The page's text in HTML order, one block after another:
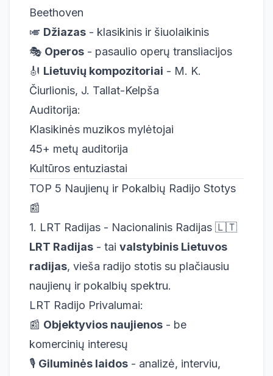
Beethoven
🎺 Džiazas - klasikinis ir šiuolaikinis
🎭 Operos - pasaulio operų transliacijos
🎻 Lietuvių kompozitoriai - M. K.
Čiurlionis, J. Tallat-Kelpša
Auditorija:
Klasikinės muzikos mylėtojai
45+ metų auditorija
Kultūros entuziastai
TOP 5 Naujienų ir Pokalbių Radijo Stotys
📰
1. LRT Radijas - Nacionalinis Radijas 🇱🇹
LRT Radijas - tai valstybinis Lietuvos
radijas, vieša radijo stotis su plačiausiu
naujienų ir pokalbių spektru.
LRT Radijo Privalumai:
📰 Objektyvios naujienos - be
komercinių interesų
🎙️ Giluminės laidos - analizė, interviu,